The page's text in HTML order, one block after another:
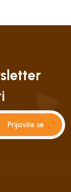
Prijavite se